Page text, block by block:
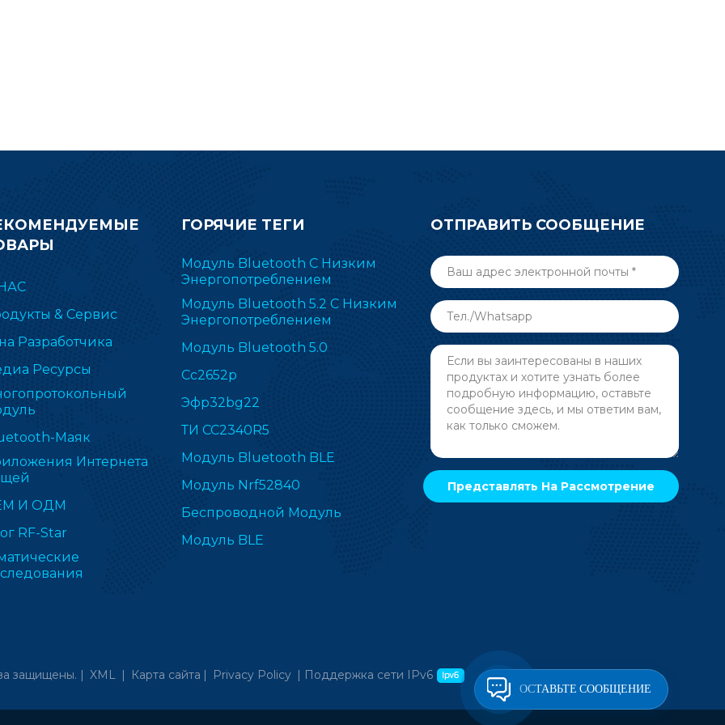
& Сервис
Разработчика
Ресурсы
Маяк
Интернета
И ОДМ
RF-Star
ГОРЯЧИЕ ТЕГИ
Модуль Bluetooth С Низким
Энергопотреблением
Модуль Bluetooth 5.2 С Низким
Энергопотреблением
Модуль Bluetooth 5.0
Cc2652p
Эфр32bg22
ТИ CC2340R5
Модуль Bluetooth BLE
Модуль Nrf52840
Беспроводной Модуль
Модуль BLE
ОТПРАВИТЬ СООБЩЕНИЕ
защищены. | XML | Карта сайта | Privacy Policy | Поддержка сети IPv6
ОСТАВЬТЕ СООБЩЕНИЕ